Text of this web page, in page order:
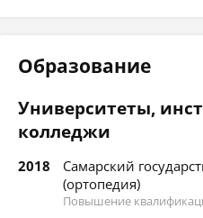
Образование
Университеты,
колледжи
2018
Самарский
(ортопедия)
Повышение